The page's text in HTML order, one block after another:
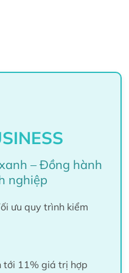
– Đồng hành
nghiệp
ưu quy trình kiểm
tới 11% giá trị hợp